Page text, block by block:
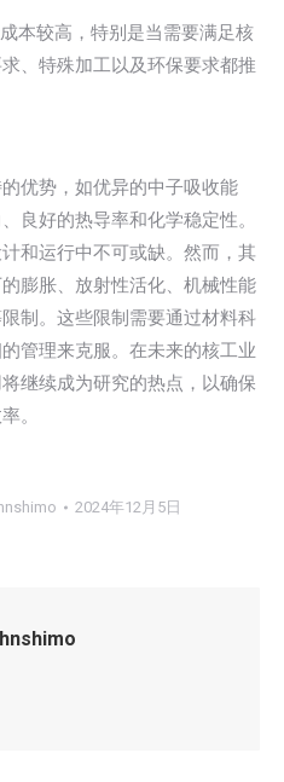
本较高，特别是当需要满足核
、特殊加工以及环保要求都推
优势，如优异的中子吸收能
良好的热导率和化学稳定性。
和运行中不可或缺。然而，其
膨胀、放射性活化、机械性能
制。这些限制需要通过材料科
管理来克服。在未来的核工业
继续成为研究的热点，以确保
。
hnshimo 2024年12月5日
hnshimo